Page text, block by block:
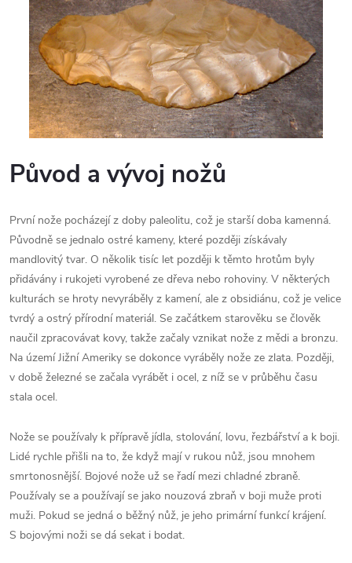
Původ a vývoj nožů
První nože pocházejí z doby paleolitu, což je starší doba kamenná.
Původně se jednalo ostré kameny, které později získávaly
mandlovitý tvar. O několik tisíc let později k těmto hrotům byly
přidávány i rukojeti vyrobené ze dřeva nebo rohoviny. V některých
kulturách se hroty nevyráběly z kamení, ale z obsidiánu, což je velice
tvrdý a ostrý přírodní materiál. Se začátkem starověku se člověk
naučil zpracovávat kovy, takže začaly vznikat nože z mědi a bronzu.
Na území Jižní Ameriky se dokonce vyráběly nože ze zlata. Později,
v době železné se začala vyrábět i ocel, z níž se v průběhu času
stala ocel.
Nože se používaly k přípravě jídla, stolování, lovu, řezbářství a k boji.
Lidé rychle přišli na to, že když mají v rukou nůž, jsou mnohem
smrtonosnější. Bojové nože už se řadí mezi chladné zbraně.
Používaly se a používají se jako nouzová zbraň v boji muže proti
muži. Pokud se jedná o běžný nůž, je jeho primární funkcí krájení.
S bojovými noži se dá sekat i bodat.